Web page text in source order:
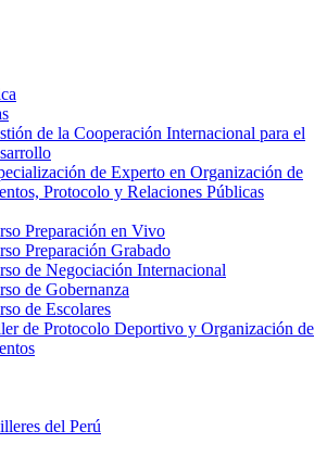
de la Cooperación Internacional para el
de Experto en Organización de
Protocolo y Relaciones Públicas
Preparación en Vivo
Preparación Grabado
de Negociación Internacional
de Gobernanza
de Escolares
de Protocolo Deportivo y Organización de
del Perú